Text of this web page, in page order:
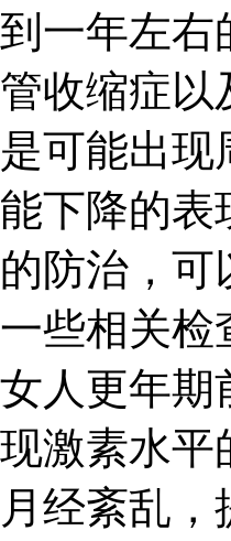
到一年左右
管收缩症以
是可能出现
能下降的表
的防治，可
一些相关检
女人更年期
现激素水平
月经紊乱